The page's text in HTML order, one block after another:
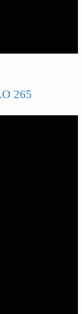
265